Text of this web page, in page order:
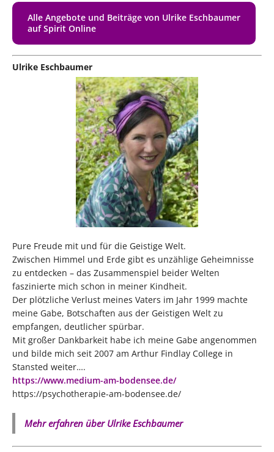
Alle Angebote und Beiträge von Ulrike Eschbaumer
auf Spirit Online
Ulrike Eschbaumer
Pure Freude mit und für die Geistige Welt.
Zwischen Himmel und Erde gibt es unzählige Geheimnisse
zu entdecken – das Zusammenspiel beider Welten
faszinierte mich schon in meiner Kindheit.
Der plötzliche Verlust meines Vaters im Jahr 1999 machte
meine Gabe, Botschaften aus der Geistigen Welt zu
empfangen, deutlicher spürbar.
Mit großer Dankbarkeit habe ich meine Gabe angenommen
und bilde mich seit 2007 am Arthur Findlay College in
Stansted weiter….
https://www.medium-am-bodensee.de/
https://psychotherapie-am-bodensee.de/
Mehr erfahren über Ulrike Eschbaumer